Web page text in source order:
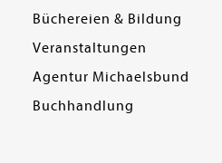
Büchereien & Bildung
Veranstaltungen
Agentur Michaelsbund
Buchhandlung